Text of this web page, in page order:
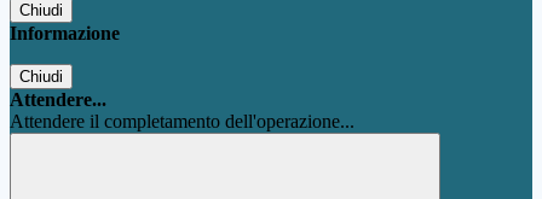
Chiudi
Informazione
Chiudi
Attendere...
Attendere il completamento dell'operazione...